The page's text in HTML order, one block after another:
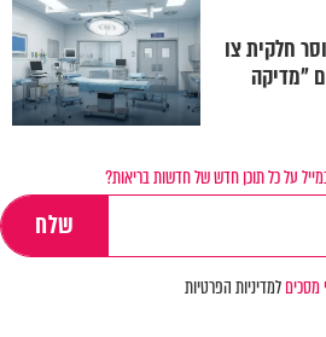
חלקית צו
"מדיקה
על כל תוכן חדש של חדשות בריאות?
מסכיםלמדיניות הפרטיות